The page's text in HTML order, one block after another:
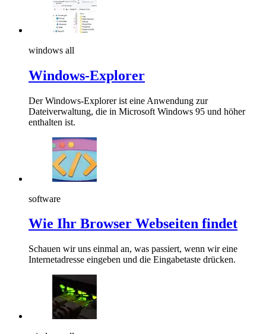
windows all
Windows-Explorer
Der Windows-Explorer ist eine Anwendung zur
Dateiverwaltung, die in Microsoft Windows 95 und höher
enthalten ist.
software
Wie Ihr Browser Webseiten findet
Schauen wir uns einmal an, was passiert, wenn wir eine
Internetadresse eingeben und die Eingabetaste drücken.